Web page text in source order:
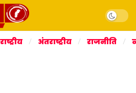
Dark
राष्ट्रीय अंतराष्ट्रीय राजनीति